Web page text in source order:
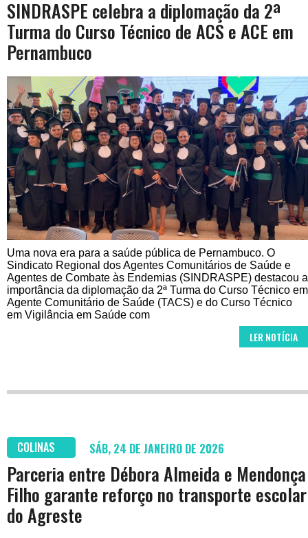
SINDRASPE celebra a diplomação da 2ª
Turma do Curso Técnico de ACS e ACE em
Pernambuco
Uma nova era para a saúde pública de Pernambuco. O
Sindicato Regional dos Agentes Comunitários de Saúde e
Agentes de Combate às Endemias (SINDRASPE) destacou a
importância da diplomação da 2ª Turma do Curso Técnico em
Agente Comunitário de Saúde (TACS) e do Curso Técnico
em Vigilância em Saúde com
LER NOTÍCIA
COLINAS SÁB, 24 DE JANEIRO DE 2026
Parceria entre Débora Almeida e Mendonça
Filho garante reforço no transporte escolar
do Agreste